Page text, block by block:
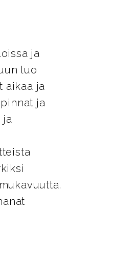
ja
luo
aikaa ja
ja
ja